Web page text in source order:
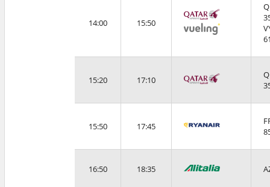
14:00 15:50
15:20 17:10
15:50 17:45
16:50 18:35